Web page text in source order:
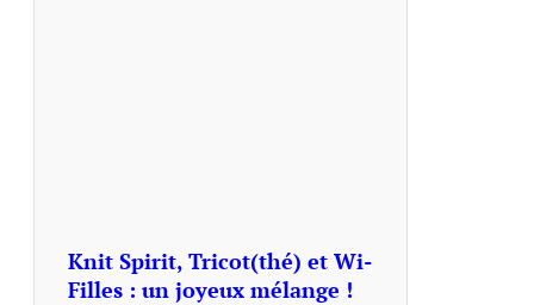
Knit Spirit, Tricot(thé) et Wi-
Filles : un joyeux mélange !